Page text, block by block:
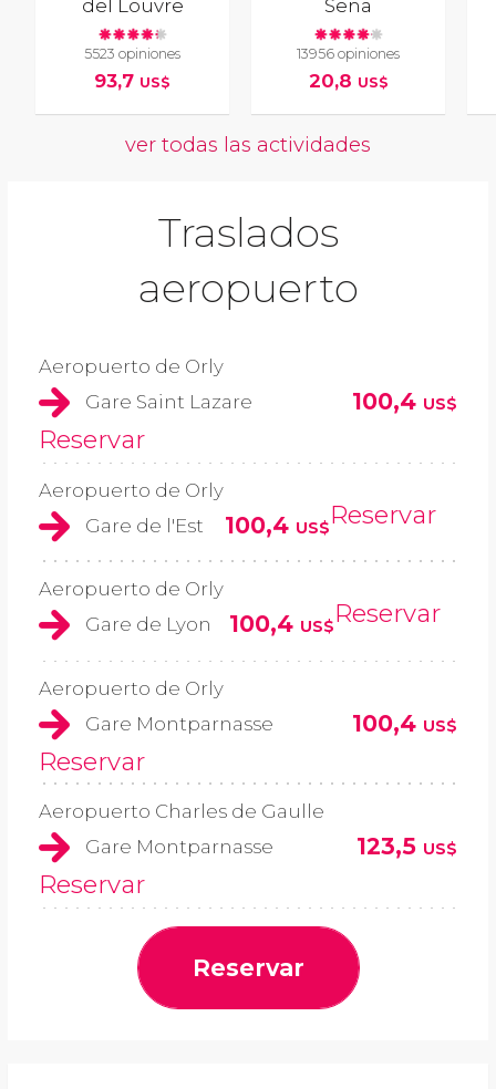
del Louvre
5523 opiniones
93,7 US$
Sena
13956 opiniones
20,8 US$
ver todas las actividades
Traslados
aeropuerto
Aeropuerto de Orly
Gare Saint Lazare
100,4 US$
Reservar
Aeropuerto de Orly
Gare de l'Est
100,4 US$Reservar
Aeropuerto de Orly
Gare de Lyon
100,4 US$Reservar
Aeropuerto de Orly
Gare Montparnasse
100,4 US$
Reservar
Aeropuerto Charles de Gaulle
Gare Montparnasse
123,5 US$
Reservar
Reservar